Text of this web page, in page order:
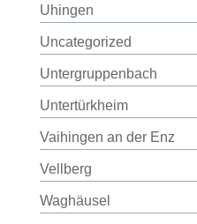
Uhingen
Uncategorized
Untergruppenbach
Untertürkheim
Vaihingen an der Enz
Vellberg
Waghäusel